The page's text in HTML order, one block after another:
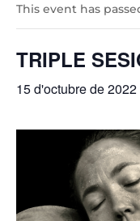
This event has
TRIPLE
15 d'octubre de